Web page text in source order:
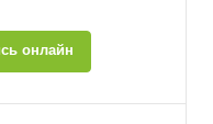
онлайн